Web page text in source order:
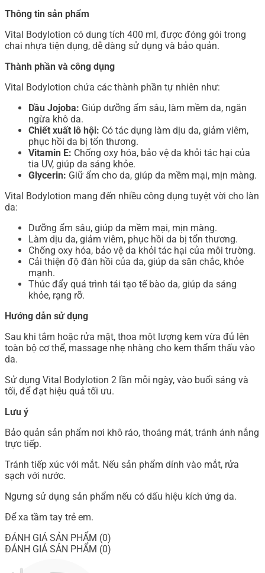
Thông tin sản phẩm
Vital Bodylotion có dung tích 400 ml, được đóng gói trong
chai nhựa tiện dụng, dễ dàng sử dụng và bảo quản.
Thành phần và công dụng
Vital Bodylotion chứa các thành phần tự nhiên như:
Dầu Jojoba: Giúp dưỡng ẩm sâu, làm mềm da, ngăn
ngừa khô da.
Chiết xuất lô hội: Có tác dụng làm dịu da, giảm viêm,
phục hồi da bị tổn thương.
Vitamin E: Chống oxy hóa, bảo vệ da khỏi tác hại của
tia UV, giúp da sáng khỏe.
Glycerin: Giữ ẩm cho da, giúp da mềm mại, mịn màng.
Vital Bodylotion mang đến nhiều công dụng tuyệt vời cho làn
da:
Dưỡng ẩm sâu, giúp da mềm mại, mịn màng.
Làm dịu da, giảm viêm, phục hồi da bị tổn thương.
Chống oxy hóa, bảo vệ da khỏi tác hại của môi trường.
Cải thiện độ đàn hồi của da, giúp da săn chắc, khỏe
mạnh.
Thúc đẩy quá trình tái tạo tế bào da, giúp da sáng
khỏe, rạng rỡ.
Hướng dẫn sử dụng
Sau khi tắm hoặc rửa mặt, thoa một lượng kem vừa đủ lên
toàn bộ cơ thể, massage nhẹ nhàng cho kem thẩm thấu vào
da.
Sử dụng Vital Bodylotion 2 lần mỗi ngày, vào buổi sáng và
tối, để đạt hiệu quả tối ưu.
Lưu ý
Bảo quản sản phẩm nơi khô ráo, thoáng mát, tránh ánh nắng
trực tiếp.
Tránh tiếp xúc với mắt. Nếu sản phẩm dính vào mắt, rửa
sạch với nước.
Ngưng sử dụng sản phẩm nếu có dấu hiệu kích ứng da.
Để xa tầm tay trẻ em.
ĐÁNH GIÁ SẢN PHẨM (0)
ĐÁNH GIÁ SẢN PHẨM (0)